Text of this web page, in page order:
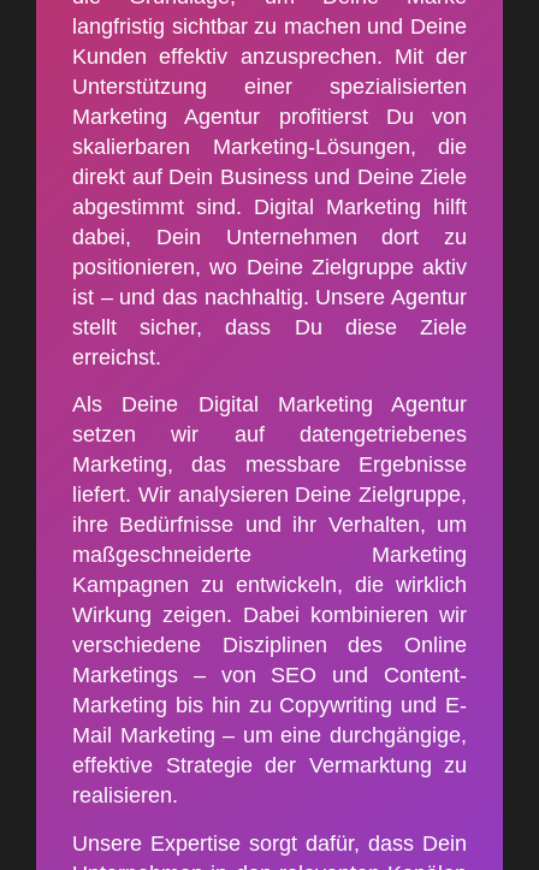
langfristig sichtbar zu machen und Deine
Kunden effektiv anzusprechen. Mit der
Unterstützung einer spezialisierten
Marketing Agentur profitierst Du von
skalierbaren Marketing-Lösungen, die
direkt auf Dein Business und Deine Ziele
abgestimmt sind. Digital Marketing hilft
dabei, Dein Unternehmen dort zu
positionieren, wo Deine Zielgruppe aktiv
ist – und das nachhaltig. Unsere Agentur
stellt sicher, dass Du diese Ziele
erreichst.
Als Deine Digital Marketing Agentur
setzen wir auf datengetriebenes
Marketing, das messbare Ergebnisse
liefert. Wir analysieren Deine Zielgruppe,
ihre Bedürfnisse und ihr Verhalten, um
maßgeschneiderte Marketing
Kampagnen zu entwickeln, die wirklich
Wirkung zeigen. Dabei kombinieren wir
verschiedene Disziplinen des Online
Marketings – von SEO und Content-
Marketing bis hin zu Copywriting und E-
Mail Marketing – um eine durchgängige,
effektive Strategie der Vermarktung zu
realisieren.
Unsere Expertise sorgt dafür, dass Dein